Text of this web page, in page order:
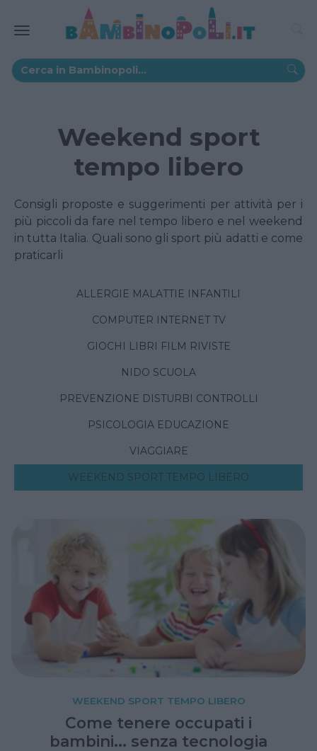
Weekend sport
tempo libero
Consigli proposte e suggerimenti per attività per i
più piccoli da fare nel tempo libero e nel weekend
in tutta Italia. Quali sono gli sport più adatti e come
praticarli
ALLERGIE MALATTIE INFANTILI
COMPUTER INTERNET TV
GIOCHI LIBRI FILM RIVISTE
NIDO SCUOLA
PREVENZIONE DISTURBI CONTROLLI
PSICOLOGIA EDUCAZIONE
VIAGGIARE
WEEKEND SPORT TEMPO LIBERO
WEEKEND SPORT TEMPO LIBERO
Come tenere occupati i
bambini... senza tecnologia